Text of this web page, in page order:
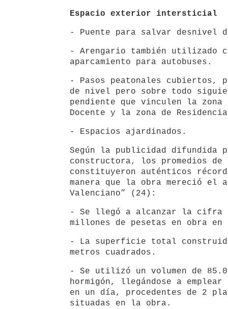
Espacio exterior intersticial
- Puente para salvar desnivel
- Arengario también utilizado
aparcamiento para autobuses.
- Pasos peatonales cubiertos,
de nivel pero sobre todo
pendiente que vinculen la zona
Docente y la zona de
- Espacios ajardinados.
Según la publicidad difundida
constructora, los promedios
constituyeron auténticos
manera que la obra mereció el
Valenciano” (24):
- Se llegó a alcanzar la cifra
millones de pesetas en obra en
- La superficie total
metros cuadrados.
- Se utilizó un volumen de
hormigón, llegándose a
en un día, procedentes de 2
situadas en la obra.